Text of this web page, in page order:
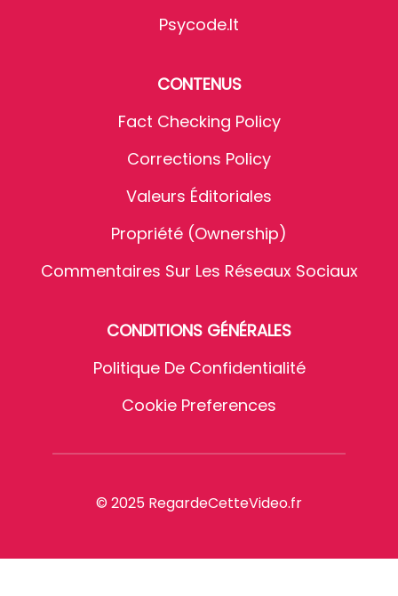
Psycode.it
CONTENUS
Fact Checking Policy
Corrections Policy
Valeurs Éditoriales
Propriété (Ownership)
Commentaires Sur Les Réseaux Sociaux
CONDITIONS GÉNÉRALES
Politique De Confidentialité
Cookie Preferences
© 2025 RegardeCetteVideo.fr